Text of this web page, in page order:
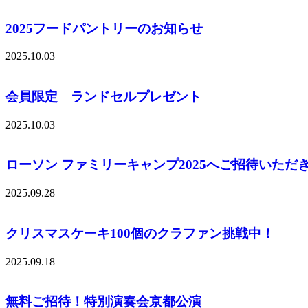
2025フードパントリーのお知らせ
2025.10.03
会員限定 ランドセルプレゼント
2025.10.03
ローソン ファミリーキャンプ2025へご招待いただ
2025.09.28
クリスマスケーキ100個のクラファン挑戦中！
2025.09.18
無料ご招待！特別演奏会京都公演